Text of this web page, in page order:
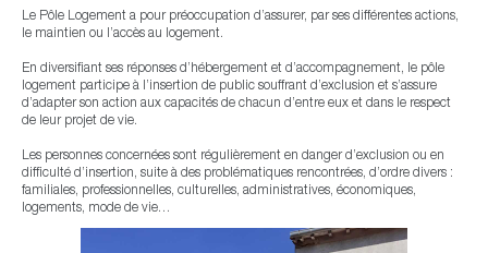
Le Pôle Logement a pour préoccupation d’assurer, par ses différentes actions,
le maintien ou l’accès au logement.
En diversifiant ses réponses d’hébergement et d’accompagnement, le pôle
logement participe à l’insertion de public souffrant d’exclusion et s’assure
d’adapter son action aux capacités de chacun d’entre eux et dans le respect
de leur projet de vie.
Les personnes concernées sont régulièrement en danger d’exclusion ou en
difficulté d’insertion, suite à des problématiques rencontrées, d’ordre divers :
familiales, professionnelles, culturelles, administratives, économiques,
logements, mode de vie…